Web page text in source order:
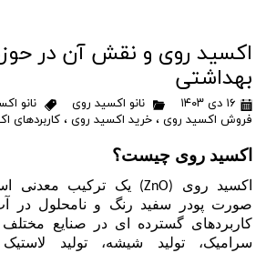
اکسید روی و نقش آن در
بهداشتی
۱۶ دی ۱۴۰۳ نانو اکسید روی نانو
فروش اکسید روی ،خرید اکسید روی ،کاربردهای
اکسید روی چیست؟
اکسید روی (ZnO) یک ترکیب معدنی
صورت پودر سفید رنگ و نامحلول در
کاربردهای گسترده ای در صنایع
سرامیک، تولید شیشه، تولید